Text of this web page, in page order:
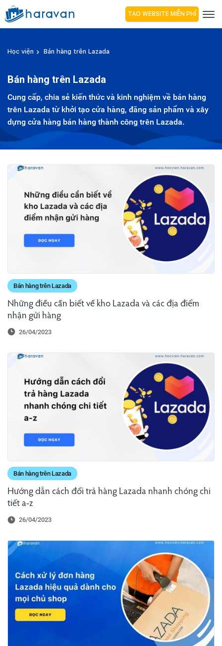
TẠO WEBSITE MIỄN PHÍ
Học viện Bán hàng trên Lazada
Bán hàng trên Lazada
Cung cấp, chia sẻ kiến thức và kinh nghiệm về bán hàng
trên Lazada từ khởi tạo cửa hàng, đăng sản phẩm và xây
dựng cửa hàng bán hàng thành công trên Lazada.
Bán hàng trên Lazada
Những điều cần biết về kho Lazada và các địa điểm
nhận gửi hàng
26/04/2023
Bán hàng trên Lazada
Hướng dẫn cách đổi trả hàng Lazada nhanh chóng chi
tiết a-z
26/04/2023